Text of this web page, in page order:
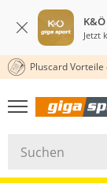
Jetzt
Pluscard
GIGASTYLE